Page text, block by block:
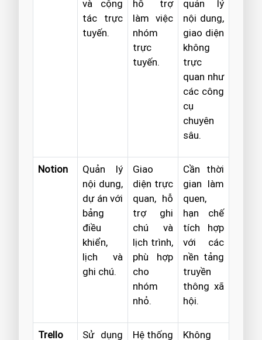
và cộng
tác trực
tuyến.
hỗ trợ
làm việc
nhóm
trực
tuyến.
quản lý
nội dung,
giao diện
không
trực
quan như
các công
cụ
chuyên
sâu.
Notion
Quản lý
nội dung,
dự án với
bảng
điều
khiển,
lịch và
ghi chú.
Giao
diện trực
quan, hỗ
trợ ghi
chú và
lịch trình,
phù hợp
cho
nhóm
nhỏ.
Cần thời
gian làm
quen,
hạn chế
tích hợp
với các
nền tảng
truyền
thông xã
hội.
Trello Sử dụng Hệ thống Không